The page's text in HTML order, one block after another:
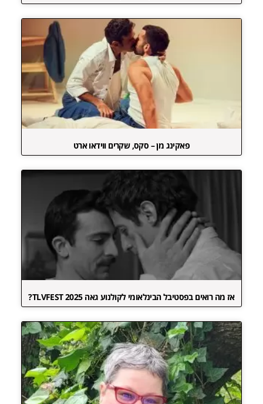
פאקינג מן – סקס, שקרים ווידאו ארט
אז מה רואים בפסטיבל הבינלאומי לקולנוע גאה TLVFEST 2025?